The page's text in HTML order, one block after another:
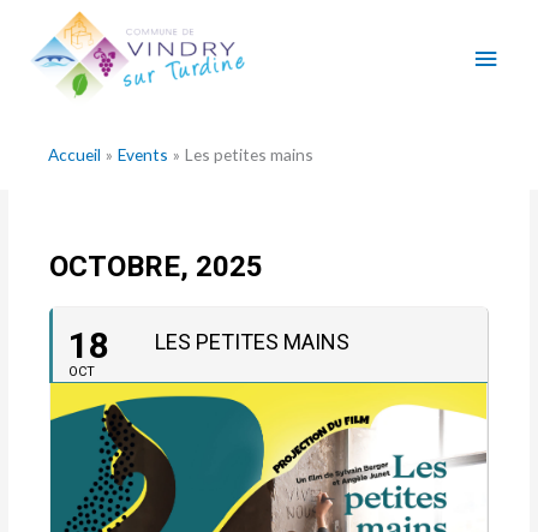
contenu
Accueil Events Les petites mains
OCTOBRE, 2025
18
OCT
LES PETITES MAINS